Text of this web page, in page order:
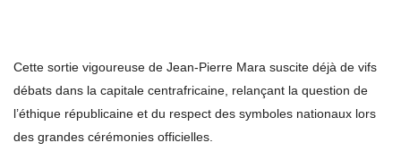
Cette sortie vigoureuse de Jean-Pierre Mara suscite déjà de vifs
débats dans la capitale centrafricaine, relançant la question de
l’éthique républicaine et du respect des symboles nationaux lors
des grandes cérémonies officielles.